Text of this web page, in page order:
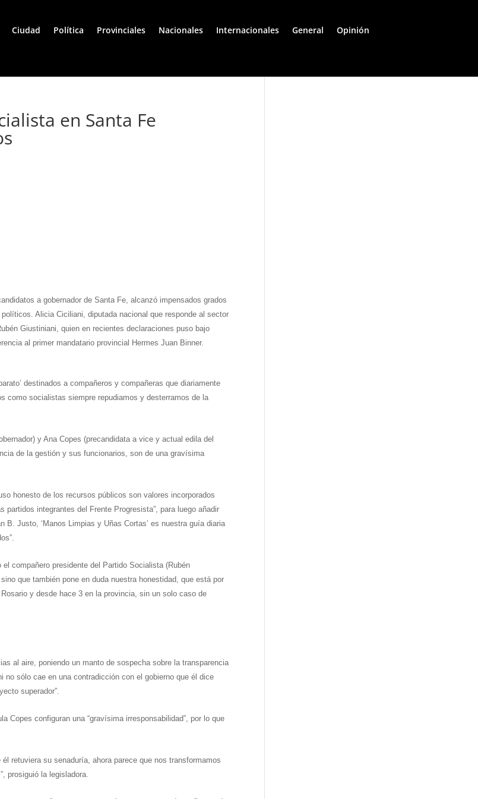
Ciudad Política Provinciales Nacionales Internacionales General Opinión
en Santa Fe
a gobernador de Santa Fe, alcanzó impensados grados
políticos . Alicia Ciciliani, diputada nacional que responde al sector
Giustiniani, quien en recientes declaraciones puso bajo
al primer mandatario provincial Hermes Juan Binner.
destinados a compañeros y compañeras que diariamente
como socialistas siempre repudiamos y desterramos de la
y Ana Copes (precandidata a vice y actual edila del
de la gestión y sus funcionarios, son de una gravísima
honesto de los recursos públicos son valores incorporados
integrantes del Frente Progresista”, para luego añadir
B. Justo, ‘Manos Limpias y Uñas Cortas’ es nuestra guía diaria
compañero presidente del Partido Socialista (Rubén
que también pone en duda nuestra honestidad, que está por
y desde hace 3 en la provincia, sin un solo caso de
al aire, poniendo un manto de sospecha sobre la transparencia
sólo cae en una contradicción con el gobierno que él dice
superador”.
Copes configuran una “gravísima irresponsabilidad”, por lo que
retuviera su senaduría, ahora parece que nos transformamos
prosiguió la legisladora.